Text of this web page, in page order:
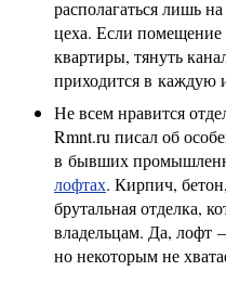
располагаться лишь
цеха. Если помещение
квартиры, тянуть
приходится в каждую
Не всем нравится
Rmnt.ru писал об
в бывших
лофтах. Кирпич,
брутальная отделка,
владельцам. Да, лофт
но некоторым не